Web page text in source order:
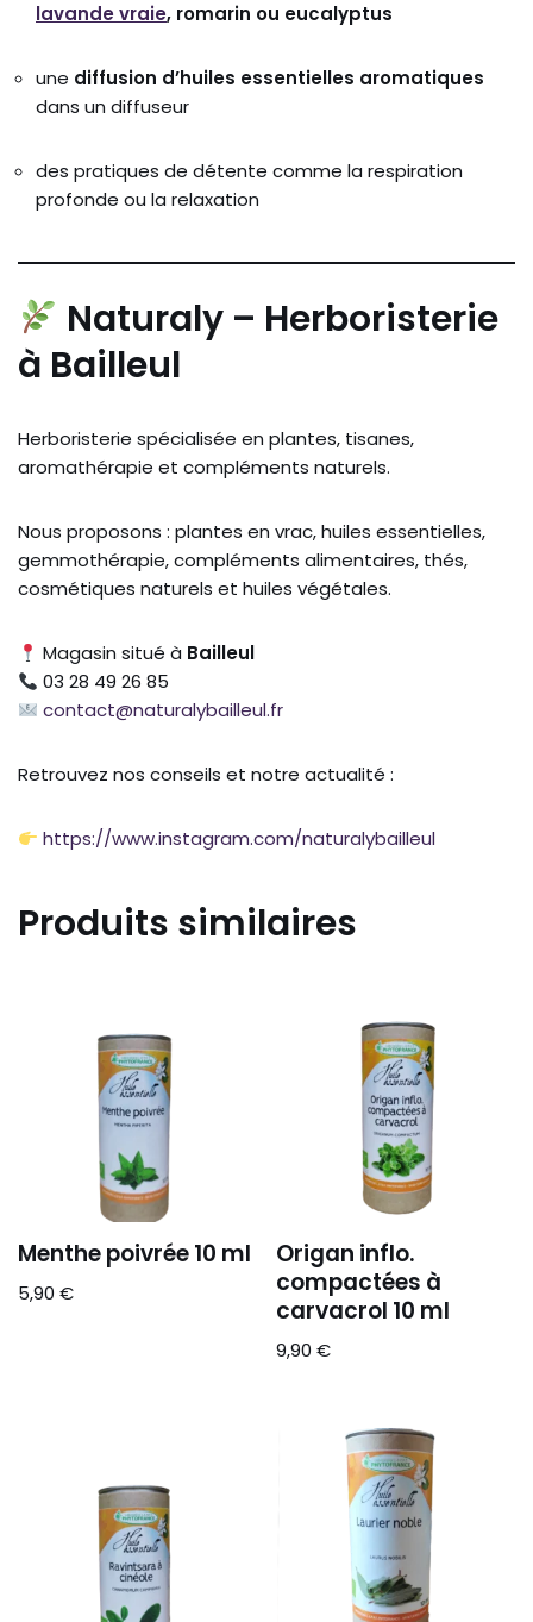
lavande vraie, romarin ou eucalyptus
une diffusion d’huiles essentielles aromatiques
dans un diffuseur
des pratiques de détente comme la respiration
profonde ou la relaxation
Naturaly – Herboristerie
à Bailleul
Herboristerie spécialisée en plantes, tisanes,
aromathérapie et compléments naturels.
Nous proposons : plantes en vrac, huiles essentielles,
gemmothérapie, compléments alimentaires, thés,
cosmétiques naturels et huiles végétales.
Magasin situé à Bailleul
03 28 49 26 85
contact@naturalybailleul.fr
Retrouvez nos conseils et notre actualité :
https://www.instagram.com/naturalybailleul
Produits similaires
Menthe poivrée 10 ml
5,90 €
Origan inflo.
compactées à
carvacrol 10 ml
9,90€